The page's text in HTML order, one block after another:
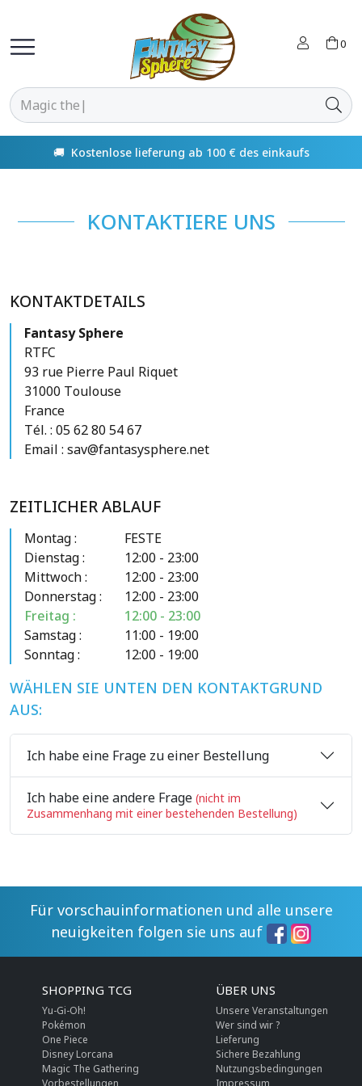
0
🚚 Kostenlose lieferung ab 100 € des einkaufs
KONTAKTIERE UNS
KONTAKTDETAILS
Fantasy Sphere
RTFC
93 rue Pierre Paul Riquet
31000 Toulouse
France
Tél. : 05 62 80 54 67
Email : sav@fantasysphere.net
ZEITLICHER ABLAUF
Montag :
FESTE
Dienstag :
12:00 - 23:00
Mittwoch :
12:00 - 23:00
Donnerstag :
12:00 - 23:00
Freitag :
12:00 - 23:00
Samstag :
11:00 - 19:00
Sonntag :
12:00 - 19:00
WÄHLEN SIE UNTEN DEN KONTAKTGRUND
AUS:
Ich habe eine Frage zu einer Bestellung
Ich habe eine andere Frage (nicht im
Zusammenhang mit einer bestehenden Bestellung)
Für vorschauinformationen und alle unsere
neuigkeiten folgen sie uns auf
SHOPPING TCG
Yu-Gi-Oh!
Pokémon
One Piece
Disney Lorcana
Magic The Gathering
Vorbestellungen
ÜBER UNS
Unsere Veranstaltungen
Wer sind wir ?
Lieferung
Sichere Bezahlung
Nutzungsbedingungen
Impressum